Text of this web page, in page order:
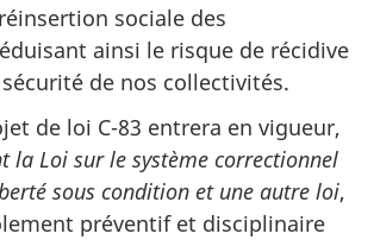
sociale des
ainsi le risque de récidive
de nos collectivités.
de loi C-83 entrera en vigueur,
la Loi sur le système correctionnel
sous condition et une autre loi,
préventif et disciplinaire